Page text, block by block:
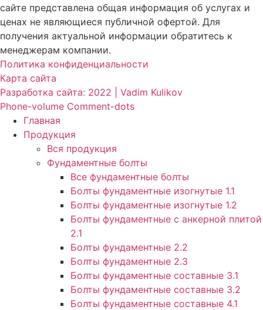
сайте представлена общая информация об услугах и
ценах не являющиеся публичной офертой. Для
получения актуальной информации обратитесь к
менеджерам компании.
Политика конфиденциальности
Карта сайта
Разработка сайта: 2022 | Vadim Kulikov
Phone-volume Comment-dots
Главная
Продукция
Вся продукция
Фундаментные болты
Все фундаментные болты
Болты фундаментные изогнутые 1.1
Болты фундаментные изогнутые 1.2
Болты фундаментные с анкерной плитой
2.1
Болты фундаментные 2.2
Болты фундаментные 2.3
Болты фундаментные составные 3.1
Болты фундаментные составные 3.2
Болты фундаментные составные 4.1